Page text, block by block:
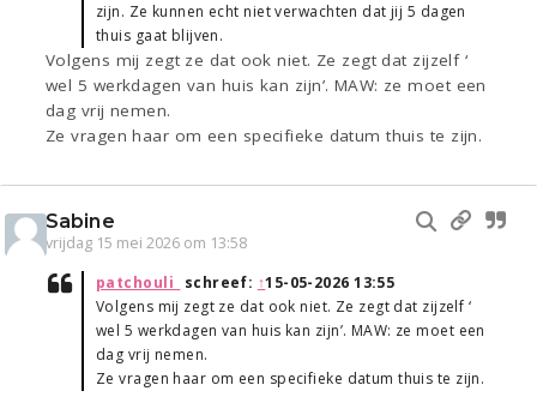
zijn. Ze kunnen echt niet verwachten dat jij 5 dagen
thuis gaat blijven.
Volgens mij zegt ze dat ook niet. Ze zegt dat zijzelf ‘
wel 5 werkdagen van huis kan zijn’. MAW: ze moet een
dag vrij nemen.
Ze vragen haar om een specifieke datum thuis te zijn.
Sabine
vrijdag 15 mei 2026 om 13:58
patchouli_
schreef: ↑15-05-2026 13:55
Volgens mij zegt ze dat ook niet. Ze zegt dat zijzelf ‘
wel 5 werkdagen van huis kan zijn’. MAW: ze moet een
dag vrij nemen.
Ze vragen haar om een specifieke datum thuis te zijn.